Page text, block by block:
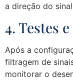
a direção do
4. Testes
Após a
filtragem de
monitorar o